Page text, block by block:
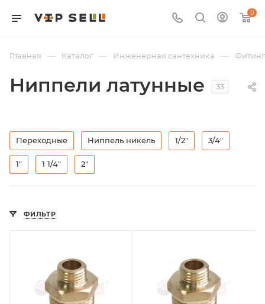
0
Главная — Каталог — Инженерная сантехника —
Ниппели латунные 33
Переходные Ниппель никель 1/2" 3/4"
1" 1 1/4" 2"
ФИЛЬТР